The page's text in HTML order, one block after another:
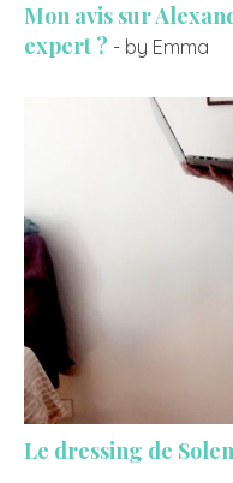
Mon avis sur
expert ? - by Emma
Le dressing de